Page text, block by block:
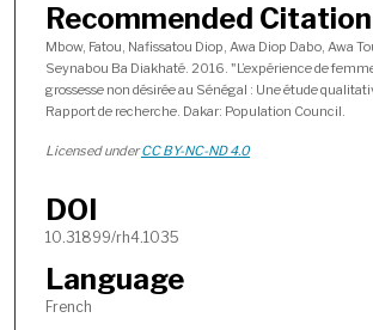
Recommended Citation
Mbow, Fatou, Nafissatou Diop, Awa Diop Dabo, Awa
Seynabou Ba Diakhaté. 2016. "L’expérience de
grossesse non désirée au Sénégal : Une étude
Rapport de recherche. Dakar: Population Council.
Licensed underCC BY-NC-ND 4.0
DOI
10.31899/rh4.1035
Language
French